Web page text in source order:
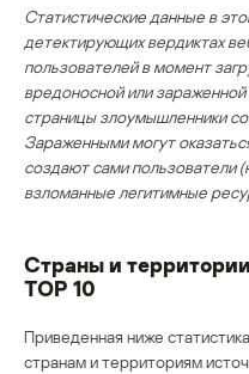
Статистические данные в
детектирующих вердиктах
пользователей в момент
вредоносной или
страницы злоумышленники
Зараженными могут
создают сами пользователи
взломанные легитимные
Страны и
TOP 10
Приведенная ниже
странам и территориям